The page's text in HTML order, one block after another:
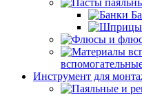
Инструмент для